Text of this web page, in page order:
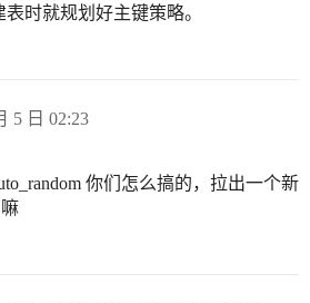
时就规划好主键策略。
5 日 02:23
你们怎么搞的，拉出一个新